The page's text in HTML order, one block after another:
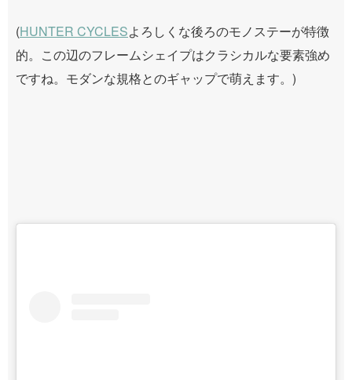
(HUNTER CYCLESよろしくな後ろのモノステーが特徴
的。この辺のフレームシェイプはクラシカルな要素強め
ですね。モダンな規格とのギャップで萌えます。)